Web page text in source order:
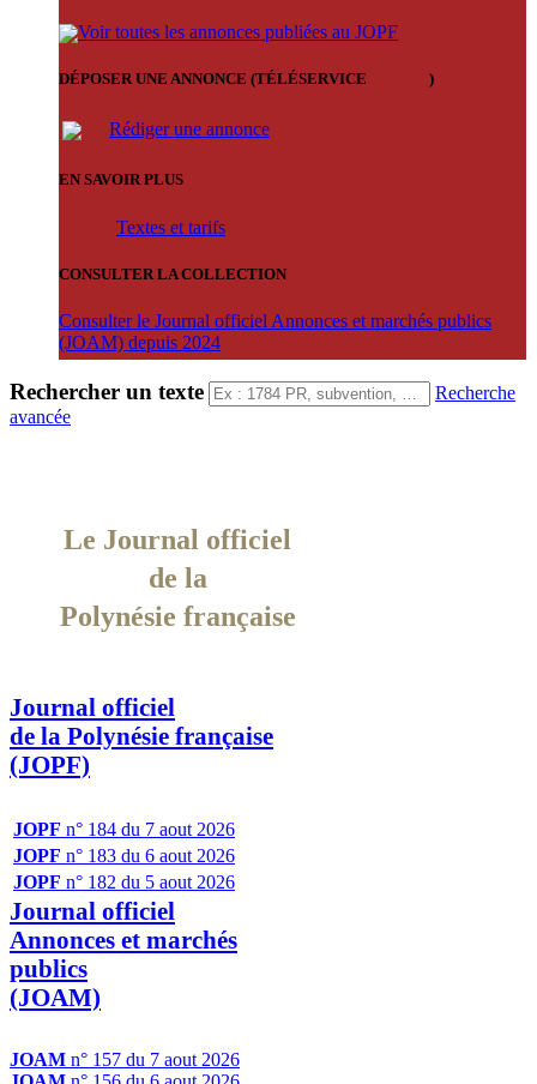
Voir toutes les annonces publiées au JOPF
DÉPOSER UNE ANNONCE (TÉLÉSERVICE )
Rédiger une annonce
EN SAVOIR PLUS
Textes et tarifs
CONSULTER LA COLLECTION
Consulter le Journal officiel Annonces et marchés publics
(JOAM) depuis 2024
Rechercher un texte
Recherche
avancée
Le Journal officiel
de la
Polynésie française
Journal officiel
de la Polynésie française
(JOPF)
JOPF n° 184 du 7 aout 2026
JOPF n° 183 du 6 aout 2026
JOPF n° 182 du 5 aout 2026
Journal officiel
Annonces et marchés
publics
(JOAM)
JOAM n° 157 du 7 aout 2026